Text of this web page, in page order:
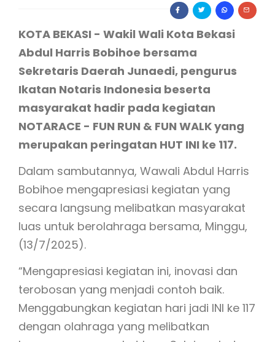
KOTA BEKASI - Wakil Wali Kota Bekasi
Abdul Harris Bobihoe bersama
Sekretaris Daerah Junaedi, pengurus
Ikatan Notaris Indonesia beserta
masyarakat hadir pada kegiatan
NOTARACE - FUN RUN & FUN WALK yang
merupakan peringatan HUT INI ke 117.
Dalam sambutannya, Wawali Abdul Harris
Bobihoe mengapresiasi kegiatan yang
secara langsung melibatkan masyarakat
luas untuk berolahraga bersama, Minggu,
(13/7/2025).
“Mengapresiasi kegiatan ini, inovasi dan
terobosan yang menjadi contoh baik.
Menggabungkan kegiatan hari jadi INI ke 117
dengan olahraga yang melibatkan